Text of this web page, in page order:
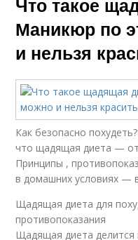
Маникюр по
и нельзя
Как безопасно
что щадящая диета —
Принципы ,
в домашних условиях —
Щадящая диета для
противопоказания
Щадящая диета делится